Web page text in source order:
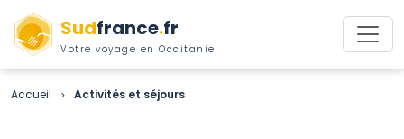
Sudfrance.fr
Votre voyage en Occitanie
Accueil > Activités et séjours